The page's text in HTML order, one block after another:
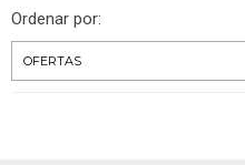
Ordenar por: